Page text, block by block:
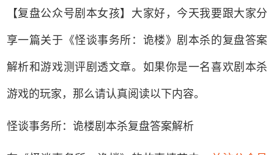
【复盘公众号剧本女孩】大家好，今天我要跟大家分
享一篇关于《怪谈事务所：诡楼》剧本杀的复盘答案
解析和游戏测评剧透文章。如果你是一名喜欢剧本杀
游戏的玩家，那么请认真阅读以下内容。
怪谈事务所：诡楼剧本杀复盘答案解析